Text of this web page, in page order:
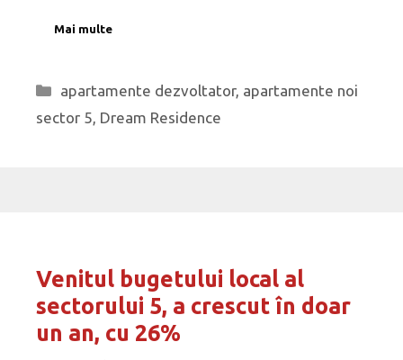
Mai multe
Categorii
apartamente dezvoltator, apartamente noi
sector 5, Dream Residence
Venitul bugetului local al
sectorului 5, a crescut în doar
un an, cu 26%